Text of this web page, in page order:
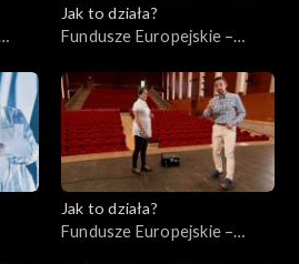
Jak to działa?
Fundusze Europejskie –
Jak to działa?
Fundusze Europejskie –